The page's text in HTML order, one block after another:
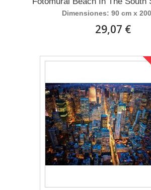
Dimensiones: 90 cm x
29,07 €